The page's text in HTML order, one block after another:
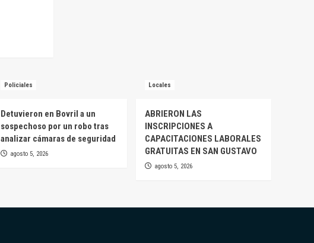
Policiales
Detuvieron en Bovril a un
sospechoso por un robo tras
analizar cámaras de seguridad
agosto 5, 2026
Locales
ABRIERON LAS
INSCRIPCIONES A
CAPACITACIONES LABORALES
GRATUITAS EN SAN GUSTAVO
agosto 5, 2026